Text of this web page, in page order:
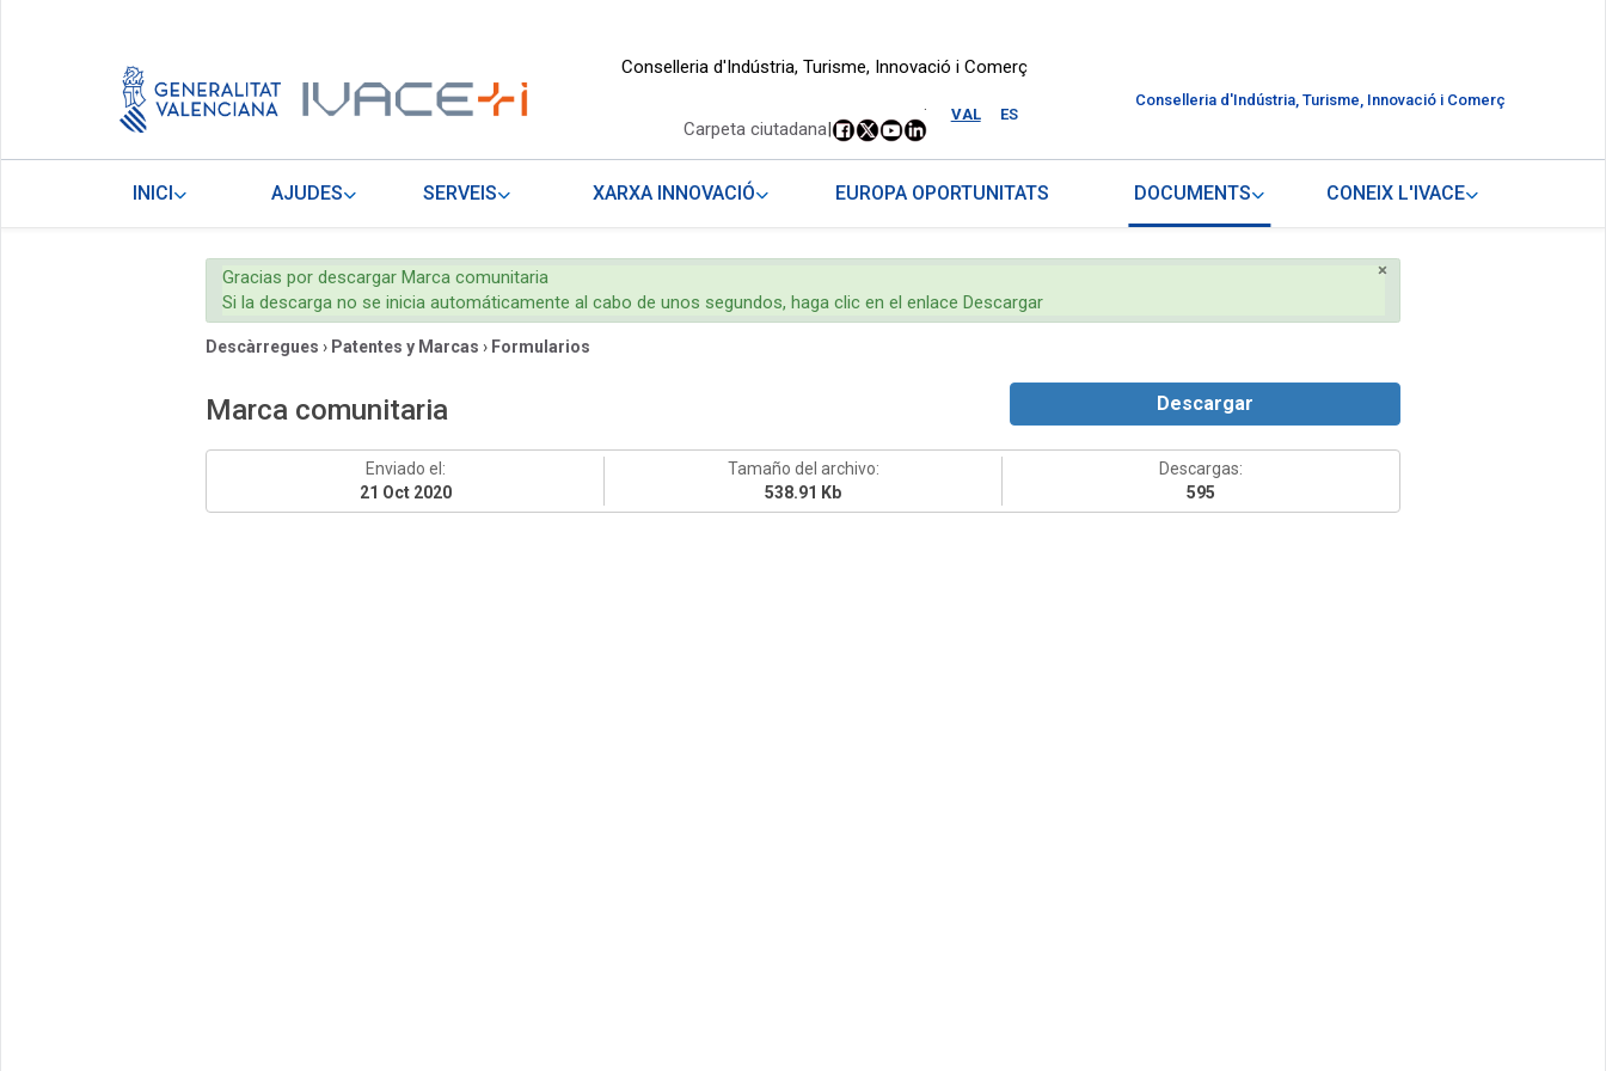
Conselleria d'Indústria, Turisme, Innovació i Comerç
VAL ES
.
Carpeta ciutadana|
Conselleria d'Indústria, Turisme, Innovació i Comerç
INICI AJUDES SERVEIS XARXA INNOVACIÓ EUROPA OPORTUNITATS DOCUMENTS CONEIX L'IVACE
×
Gracias por descargar Marca comunitaria
Si la descarga no se inicia automáticamente al cabo de unos segundos, haga clic en el enlace Descargar
Descàrregues › Patentes y Marcas › Formularios
Marca comunitaria Descargar
Enviado el:
21 Oct 2020
Tamaño del archivo:
538.91 Kb
Descargas:
595